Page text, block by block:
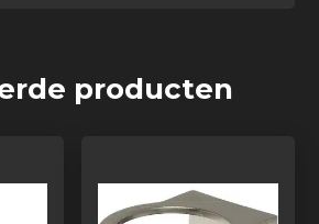
producten